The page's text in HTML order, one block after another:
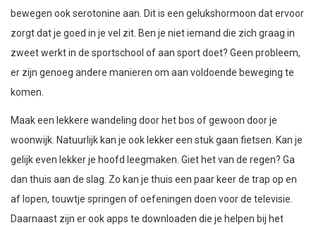
bewegen ook serotonine aan. Dit is een gelukshormoon dat ervoor
zorgt dat je goed in je vel zit. Ben je niet iemand die zich graag in
zweet werkt in de sportschool of aan sport doet? Geen probleem,
er zijn genoeg andere manieren om aan voldoende beweging te
komen.
Maak een lekkere wandeling door het bos of gewoon door je
woonwijk. Natuurlijk kan je ook lekker een stuk gaan fietsen. Kan je
gelijk even lekker je hoofd leegmaken. Giet het van de regen? Ga
dan thuis aan de slag. Zo kan je thuis een paar keer de trap op en
af lopen, touwtje springen of oefeningen doen voor de televisie.
Daarnaast zijn er ook apps te downloaden die je helpen bij het